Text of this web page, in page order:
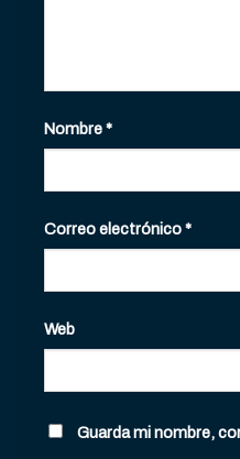
Nombre*
Correo electrónico*
Web
Guarda mi nombre,